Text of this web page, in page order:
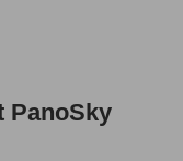
PanoSky